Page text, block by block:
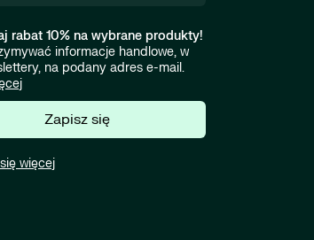
rabat 10% na wybrane produkty!
informacje handlowe, w
na podany adres e-mail.
Zapisz się
więcej